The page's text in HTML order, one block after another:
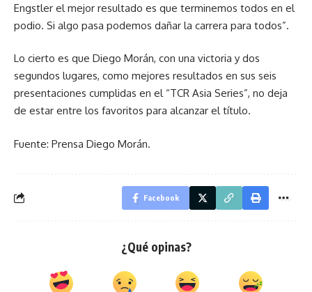
Engstler el mejor resultado es que terminemos todos en el
podio. Si algo pasa podemos dañar la carrera para todos”.
Lo cierto es que Diego Morán, con una victoria y dos
segundos lugares, como mejores resultados en sus seis
presentaciones cumplidas en el “TCR Asia Series”, no deja
de estar entre los favoritos para alcanzar el título.
Fuente: Prensa Diego Morán.
Facebook
¿Qué opinas?